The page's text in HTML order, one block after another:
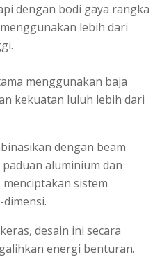
dengan bodi gaya rangka
lebih dari
menggunakan baja
kekuatan luluh lebih dari
dengan beam
aluminium dan
sistem
desain ini secara
energi benturan.